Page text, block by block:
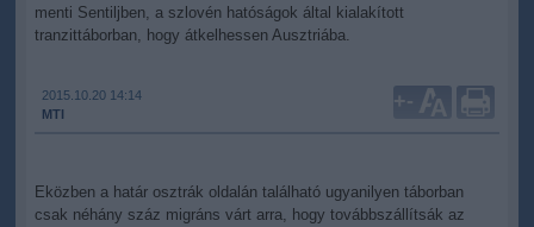
menti Sentiljben, a szlovén hatóságok által kialakított
tranzittáborban, hogy átkelhessen Ausztriába.
2015.10.20 14:14
MTI
+-
Eközben a határ osztrák oldalán található ugyanilyen táborban
csak néhány száz migráns várt arra, hogy továbbszállítsák az